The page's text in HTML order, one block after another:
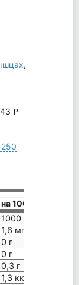
,
q
на 100 мл
1000 мг
1,6 мг
0 г
0 г
0,3 г
1,3 ккал / 6,8 кДж